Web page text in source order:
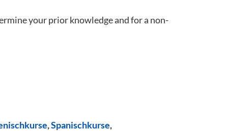
your prior knowledge and for a non-
,Spanischkurse,